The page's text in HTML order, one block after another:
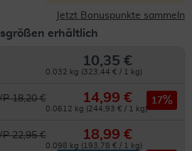
Jetzt Bonuspunkte sammeln
erhältlich
10,35 €
0.032 kg (323,44 € / 1 kg)
18,20 € 14,99 €
0.0612 kg (244,93 € / 1 kg)
17
22,95 € 18,99 €
0.098 kg (193,78 € / 1 kg)